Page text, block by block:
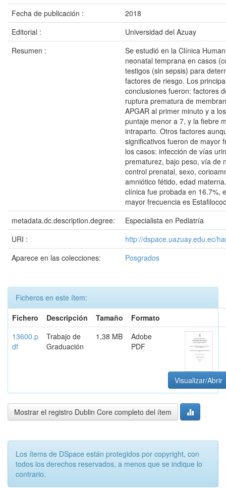
Fecha de publicación :
2018
Editorial :
Universidad del Azuay
Resumen :
Se estudió en la Clínica
neonatal temprana en casos
testigos (sin sepsis) para
factores de riesgo. Los
conclusiones fueron: factores
ruptura prematura de
APGAR al primer minuto y a
puntaje menor a 7, y la fiebre
intraparto. Otros factores
significativos fueron de mayor
los casos: infección de vías
prematurez, bajo peso, vía de
control prenatal, sexo,
amniótico fétido, edad
clínica fue probada en 16.7%,
mayor frecuencia es
metadata.dc.description.degree:
Especialista en Pediatría
URI :
http://dspace.uazuay.edu.ec/
Aparece en las colecciones:
Posgrados
Ficheros en este ítem:
Fichero
Descripción Tamaño
Formato
13600.p
df
Trabajo de
Graduación
1,38 MB
Adobe
PDF
Visualizar/Abrir
Mostrar el registro Dublin Core completo del ítem
Los ítems de DSpace están protegidos por copyright, con
todos los derechos reservados, a menos que se indique lo
contrario.